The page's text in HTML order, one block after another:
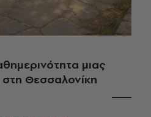
μιας
στη Θεσσαλονίκη